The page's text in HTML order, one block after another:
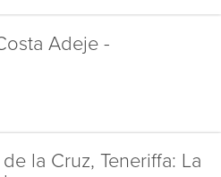
Adeje -
la Cruz, Teneriffa: La